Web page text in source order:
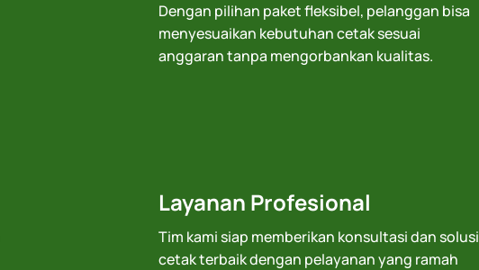
Dengan pilihan paket fleksibel, pelanggan bisa
menyesuaikan kebutuhan cetak sesuai
anggaran tanpa mengorbankan kualitas.
Layanan Profesional
Tim kami siap memberikan konsultasi dan solusi
cetak terbaik dengan pelayanan yang ramah